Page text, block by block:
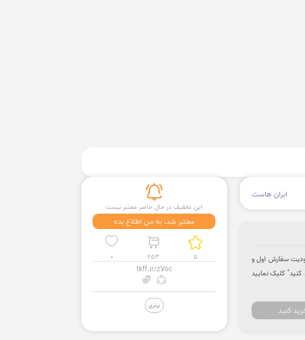
ایران هاست
این تخفیف در حال حاضر معتبر نیست
معتبر شد، به من اطلاع بده
0 253 5
tkff.ir/zVoc
برنزی
محدودیت سفارش اول و
کلیک نمایید
کنید